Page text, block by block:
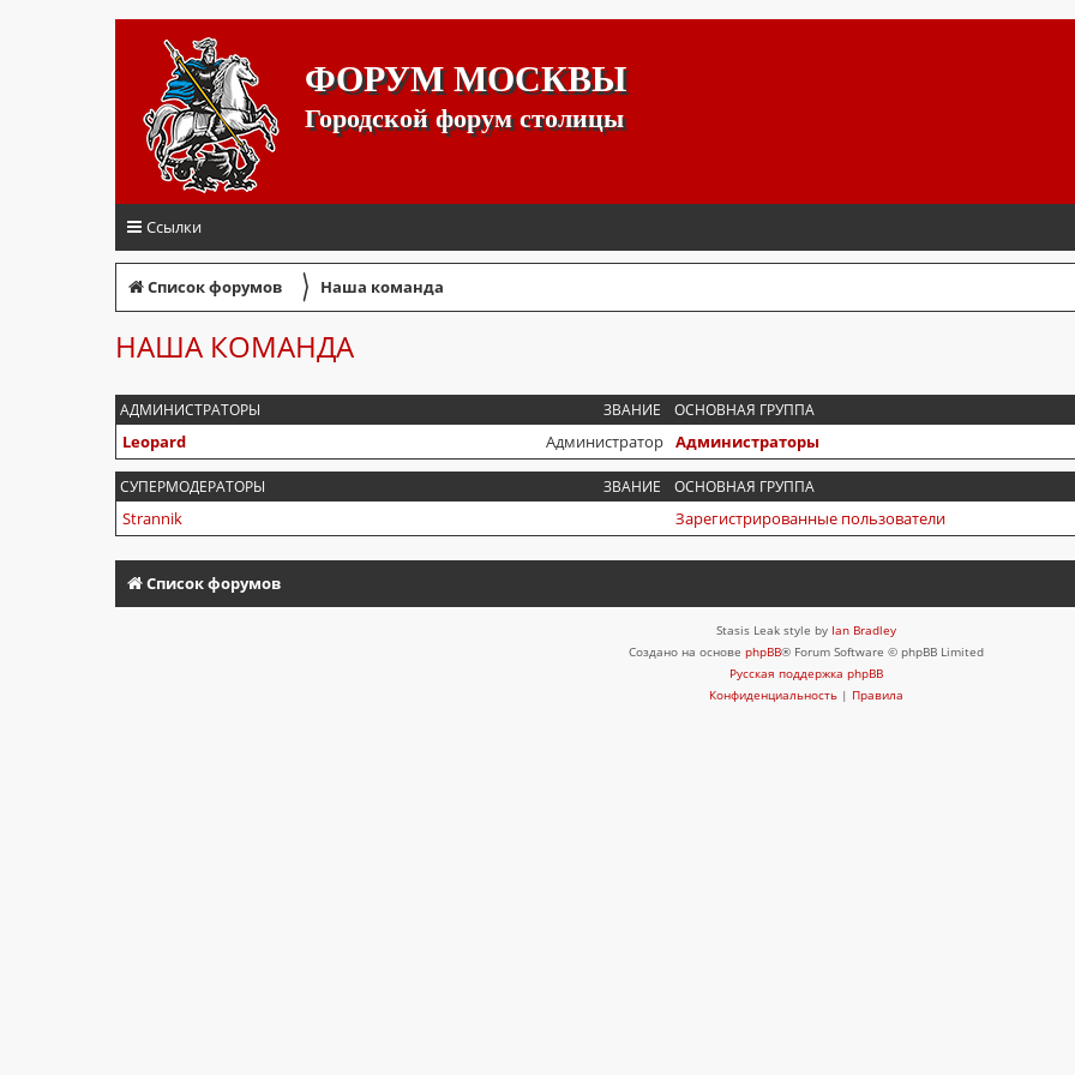
ФОРУМ МОСКВЫ
Городской форум столицы
Ссылки
Список форумов 〉 Наша команда
НАША КОМАНДА
ЗВАНИЕ
АДМИНИСТРАТОРЫ ОСНОВНАЯ ГРУППА
Администратор
Leopard Администраторы
ЗВАНИЕ
СУПЕРМОДЕРАТОРЫ ОСНОВНАЯ ГРУППА
Strannik Зарегистрированные пользователи
Список форумов
Stasis Leak style by Ian Bradley
Создано на основе phpBB® Forum Software © phpBB Limited
Русская поддержка phpBB
Конфиденциальность | Правила